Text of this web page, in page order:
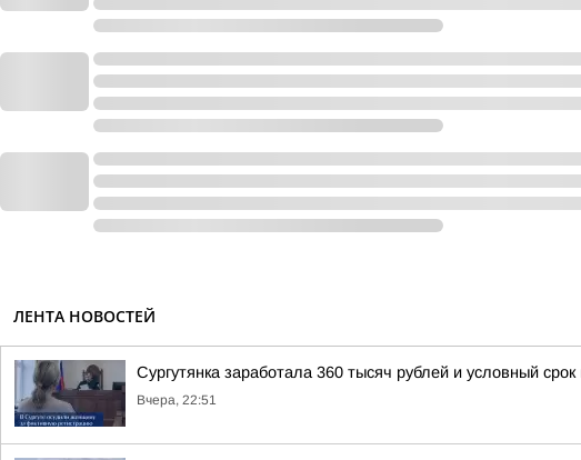
ЛЕНТА НОВОСТЕЙ
Сургутянка заработала 360 тысяч рублей и условный
Вчера, 22:51